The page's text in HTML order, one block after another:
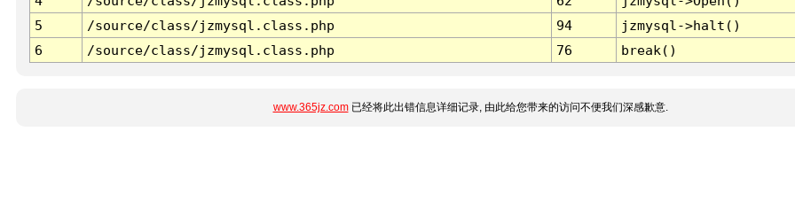
5
/source/class/jzmysql.class.php 94
jzmysql->halt()
6
/source/class/jzmysql.class.php 76 break()
www.365jz.com已经将此出错信息详细记录, 由此给您带来的访问不便我们深感歉意.